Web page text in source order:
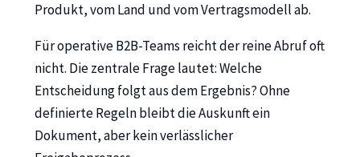
Produkt, vom Land und vom Vertragsmodell ab.
Für operative B2B-Teams reicht der reine Abruf oft
nicht. Die zentrale Frage lautet: Welche
Entscheidung folgt aus dem Ergebnis? Ohne
definierte Regeln bleibt die Auskunft ein
Dokument, aber kein verlässlicher